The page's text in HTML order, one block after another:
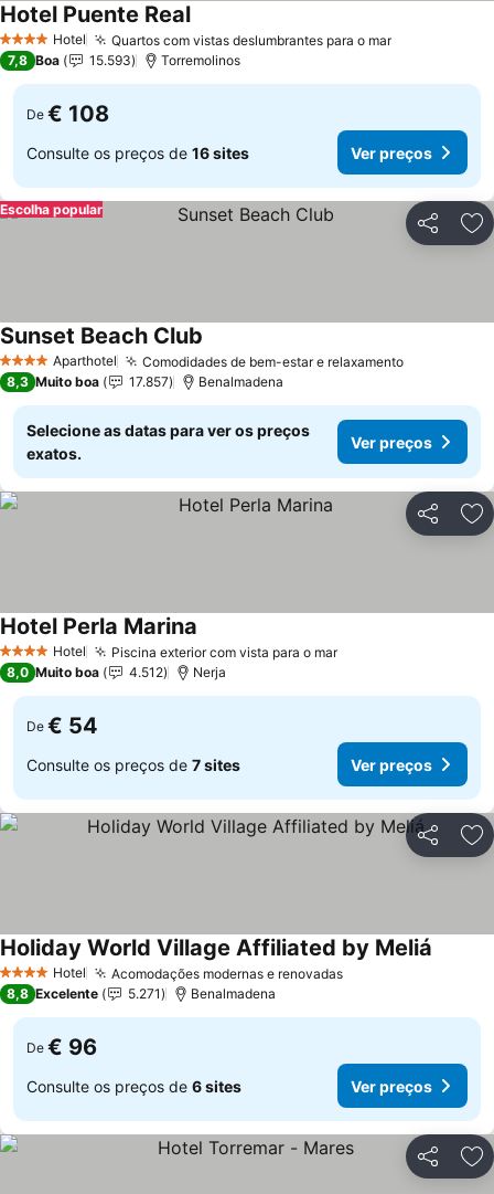
4 EstrelasHotel Quartos com vistas deslumbrantes para o marVer preços
Hotel Puente RealVer preços
7,8 Boa 15.593 Torremolinos
De € 108
Consulte os preços de 16 sites Ver preços
Partilhar
Escolha popular
4 EstrelasAparthotel Comodidades de bem-estar e relaxamentoVer preços
Sunset Beach Club
8,3 Muito boa 17.857 Benalmadena
Selecione as datas para ver os preços
exatos.
Ver preços
Partilhar
4 EstrelasHotel Piscina exterior com vista para o marVer preços
Hotel Perla Marina
8,0 Muito boa 4.512 Nerja
De € 54
Consulte os preços de 7 sites Ver preços
Partilhar
4 EstrelasHotel Acomodações modernas e renovadasVer preços
Holiday World Village Affiliated by Meliá
8,8 Excelente 5.271 Benalmadena
De € 96
Consulte os preços de 6 sites Ver preços
Partilhar